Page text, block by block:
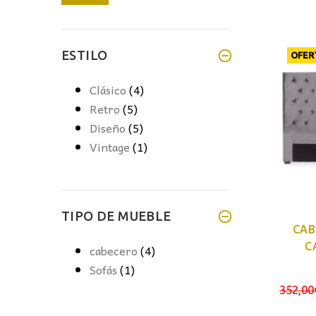
ESTILO
Clásico(4)
Retro(5)
Diseño(5)
Vintage(1)
TIPO DE MUEBLE
cabecero(4)
Sofás(1)
352,00